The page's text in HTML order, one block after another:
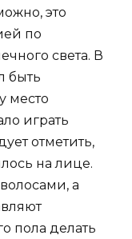
это
по
света. В
быть
место
играть
отметить,
на лице.
а
пола делать